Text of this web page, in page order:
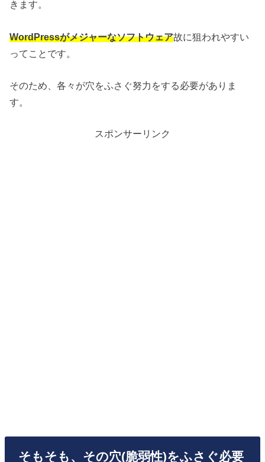
きます。
WordPressがメジャーなソフトウェア故に狙われやすい
ってことです。
そのため、各々が穴をふさぐ努力をする必要がありま
す。
スポンサーリンク
そもそも、その穴(脆弱性)をふさぐ必要